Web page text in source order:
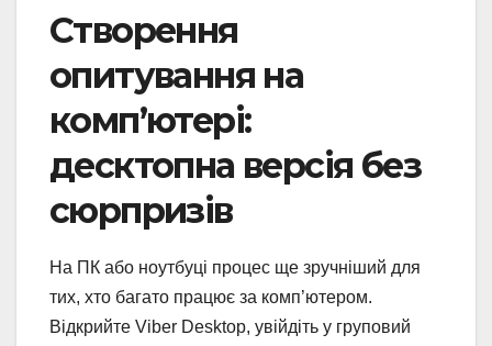
Створення
опитування на
комп’ютері:
десктопна версія без
сюрпризів
На ПК або ноутбуці процес ще зручніший для
тих, хто багато працює за комп’ютером.
Відкрийте Viber Desktop, увійдіть у груповий